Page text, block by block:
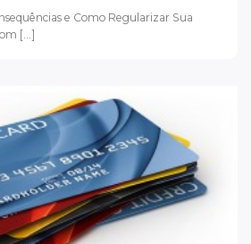
e Como Regularizar Sua
[...]